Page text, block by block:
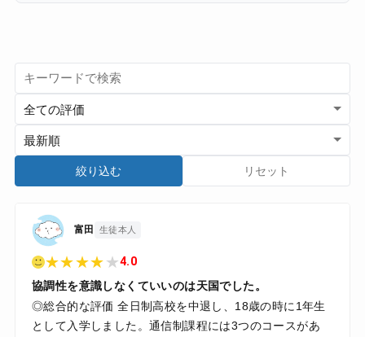
絞り込む リセット
富田 生徒本人
★★★★ ★4.0
協調性を意識しなくていいのは天国でした。
◎総合的な評価 全日制高校を中退し、18歳の時に1年生
として入学しました。通信制課程には3つのコースがあ